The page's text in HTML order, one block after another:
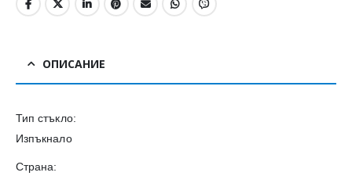
ОПИСАНИЕ
Тип стъкло:
Изпъкнало
Страна: